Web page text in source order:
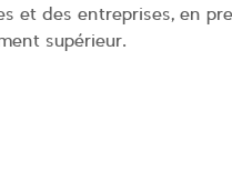
et des entreprises, en
supérieur.